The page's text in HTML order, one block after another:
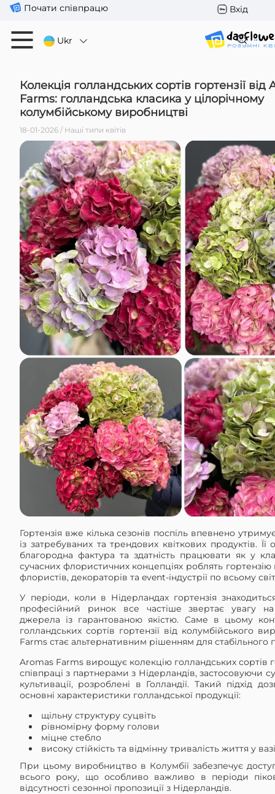
Почати співпрацю Вхід
Ukr
Колекція голландських сортів гортензії від
Farms: голландська класика у цілорічному
колумбійському виробництві
18-01-2026 / Наші типи квітів
Гортензія вже кілька сезонів поспіль впевнено
із затребуваних та трендових квіткових продуктів. Її
благородна фактура та здатність працювати як у
сучасних флористичних концепціях роблять
флористів, декораторів та event-індустрії по всьому
У періоди, коли в Нідерландах гортензія
професійний ринок все частіше звертає увагу на
джерела із гарантованою якістю. Саме в цьому
голландських сортів гортензії від колумбійського
Farms стає альтернативним рішенням для стабільного
Aromas Farms вирощує колекцію голландських сортів
співпраці з партнерами з Нідерландів, застосовуючи
культивації, розроблені в Голландії. Такий підхід
основні характеристики голландської продукції:
щільну структуру суцвіть
рівномірну форму голови
міцне стебло
високу стійкість та відмінну тривалість життя у вазі
При цьому виробництво в Колумбії забезпечує
всього року, що особливо важливо в періоди
відсутності сезонної пропозиції з Нідерландів.